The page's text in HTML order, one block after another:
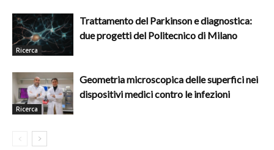
Ricerca
Trattamento del Parkinson e diagnostica:
due progetti del Politecnico di Milano
Ricerca
Geometria microscopica delle superfici nei
dispositivi medici contro le infezioni